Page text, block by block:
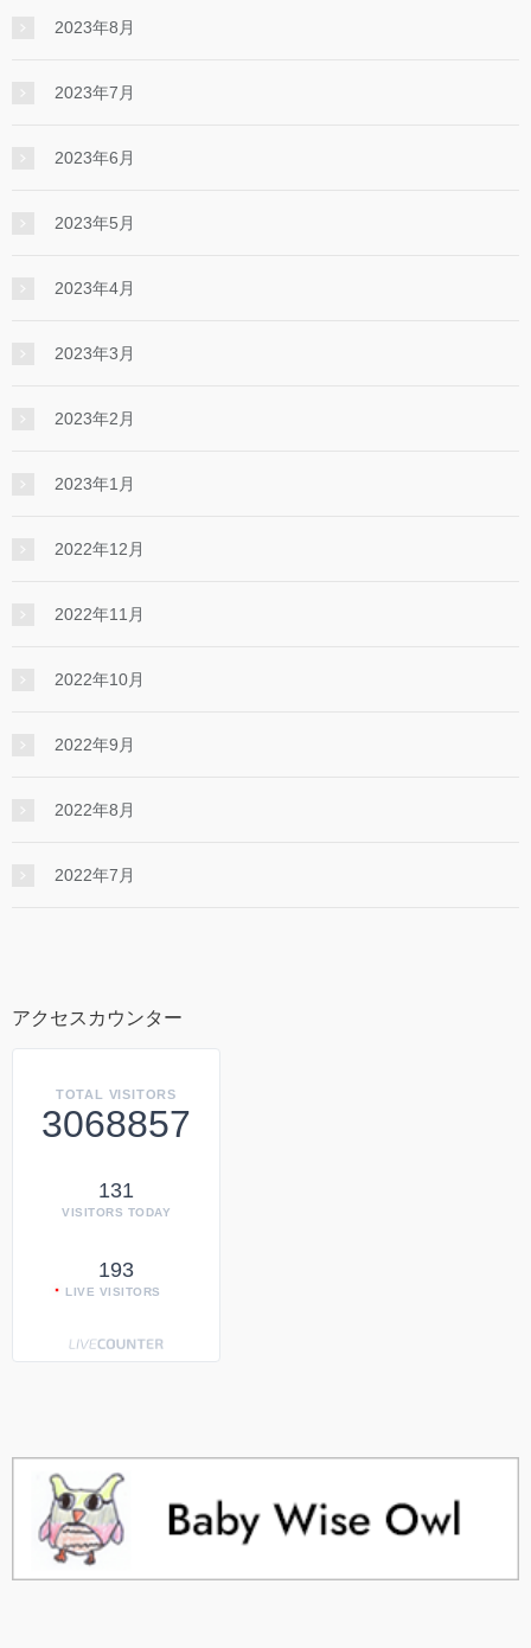
2023年8月
2023年7月
2023年6月
2023年5月
2023年4月
2023年3月
2023年2月
2023年1月
2022年12月
2022年11月
2022年10月
2022年9月
2022年8月
2022年7月
アクセスカウンター
TOTAL VISITORS
3068857
131
VISITORS TODAY
193
LIVE VISITORS